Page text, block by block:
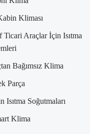
Kliması
Ticari Araçlar İçin Isıtma
Bağımsız Klima
Parça
Isıtma Soğutmaları
Klima